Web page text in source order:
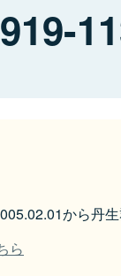
919-
から丹
ら